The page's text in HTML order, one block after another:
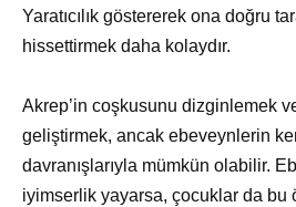
Yaratıcılık göstererek ona doğru
hissettirmek daha kolaydır.
Akrep’in coşkusunu dizginlemek
geliştirmek, ancak ebeveynlerin
davranışlarıyla mümkün olabilir.
iyimserlik yayarsa, çocuklar da bu